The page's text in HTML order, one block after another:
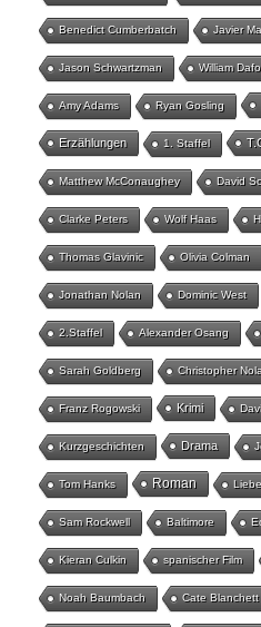
Benedict Cumberbatch Javier
Jason Schwartzman William
Amy Adams Ryan Gosling
Erzählungen 1. Staffel
Matthew McConaughey David
Clarke Peters Wolf Haas
Thomas Glavinic Olivia Colman
Jonathan Nolan Dominic West
2.Staffel Alexander Osang
Sarah Goldberg Christopher
Franz Rogowski Krimi
Kurzgeschichten Drama
Tom Hanks Roman
Sam Rockwell Baltimore
Kieran Culkin spanischer Film
Noah Baumbach Cate Blanchett